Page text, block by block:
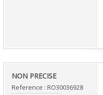
‎NON PRECISE‎
Reference : RO30036928